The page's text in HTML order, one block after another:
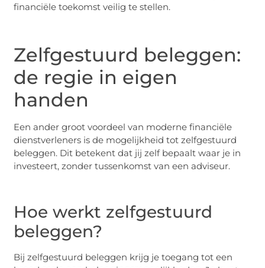
financiële toekomst veilig te stellen.
Zelfgestuurd beleggen:
de regie in eigen
handen
Een ander groot voordeel van moderne financiële
dienstverleners is de mogelijkheid tot zelfgestuurd
beleggen. Dit betekent dat jij zelf bepaalt waar je in
investeert, zonder tussenkomst van een adviseur.
Hoe werkt zelfgestuurd
beleggen?
Bij zelfgestuurd beleggen krijg je toegang tot een